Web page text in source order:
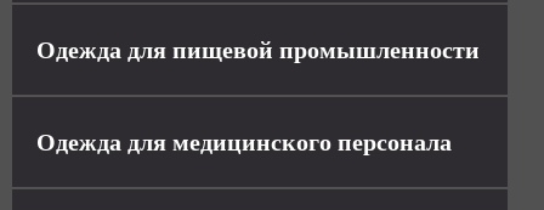
Одежда для пищевой промышленности
Одежда для медицинского персонала